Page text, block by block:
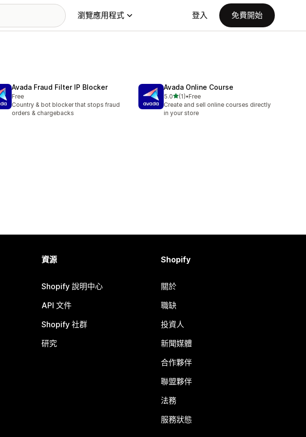
瀏覽應用程式 登入 免費開始
Avada Fraud Filter IP Blocker
Free
Country & bot blocker that stops fraud
orders & chargebacks
Avada Online Course
5.0滿分 5 顆星
(1)
共有 1 則評價
•Free
Create and sell online courses directly
in your store
資源
Shopify 說明中心
API 文件
Shopify 社群
研究
Shopify
關於
職缺
投資人
新聞媒體
合作夥伴
聯盟夥伴
法務
服務狀態